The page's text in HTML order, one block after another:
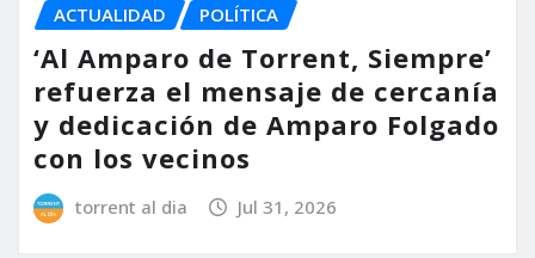
ACTUALIDAD POLÍTICA
‘Al Amparo de Torrent, Siempre’
refuerza el mensaje de cercanía
y dedicación de Amparo Folgado
con los vecinos
torrent al dia Jul 31, 2026